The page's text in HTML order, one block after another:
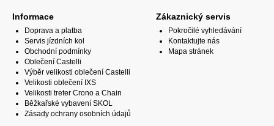
Informace
Doprava a platba
Servis jízdních kol
Obchodní podmínky
Oblečení Castelli
Výběr velikosti oblečení Castelli
Velikosti oblečení IXS
Velikosti treter Crono a Chain
Běžkařské vybavení SKOL
Zásady ochrany osobních údajů
Zákaznický servis
Pokročilé vyhledávání
Kontaktujte nás
Mapa stránek